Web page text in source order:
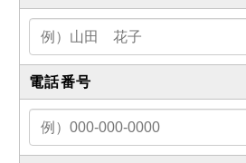
電話番号